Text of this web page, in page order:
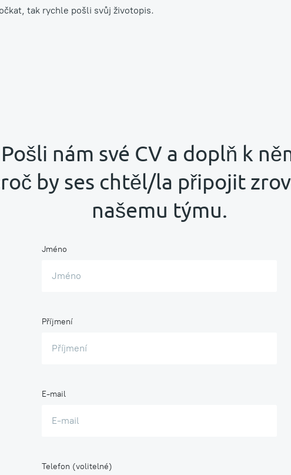
tak rychle pošli svůj životopis.
Pošli nám své CV a doplň k
by ses chtěl/la připojit
našemu týmu.
Jméno
Příjmení
E-mail
Telefon (volitelné)